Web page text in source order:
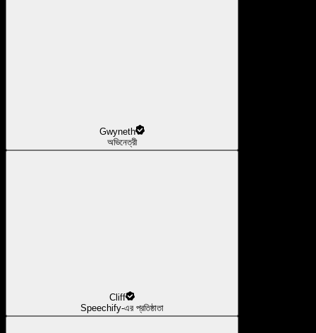
Gwyneth
অভিনেত্রী
Cliff
Speechify-এর প্রতিষ্ঠাতা